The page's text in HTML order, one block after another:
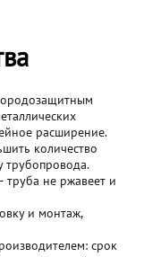
расширение.
количество
трубопровода.
труба не ржавеет и
и монтаж,
срок